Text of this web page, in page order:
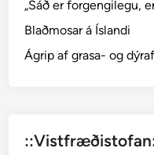
a
s
a
l
„Sáð er forgengilegu,
Blaðmosar á Íslandi
Ágrip af grasa- og